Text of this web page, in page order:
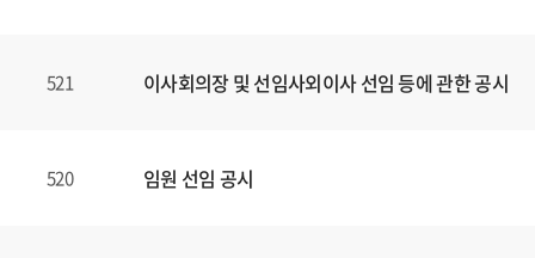
521 이사회의장 및 선임사외이사 선임 등에 관한 공시
520 임원 선임 공시